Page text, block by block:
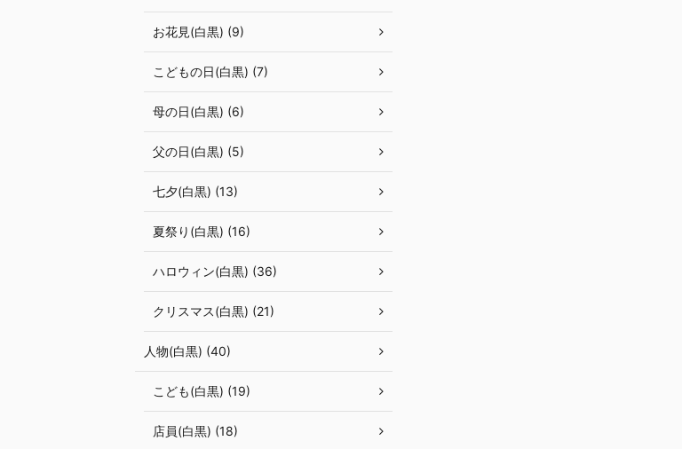
お花見(白黒) (9)
こどもの日(白黒) (7)
母の日(白黒) (6)
父の日(白黒) (5)
七夕(白黒) (13)
夏祭り(白黒) (16)
ハロウィン(白黒) (36)
クリスマス(白黒) (21)
人物(白黒) (40)
こども(白黒) (19)
店員(白黒) (18)